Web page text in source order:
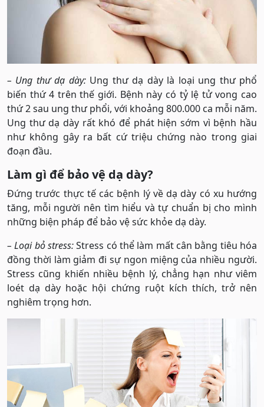
– Ung thư dạ dày:Ung thư dạ dày là loại ung thư phổ
biến thứ 4 trên thế giới. Bệnh này có tỷ lệ tử vong cao
thứ 2 sau ung thư phổi, với khoảng 800.000 ca mỗi năm.
Ung thư dạ dày rất khó để phát hiện sớm vì bệnh hầu
như không gây ra bất cứ triệu chứng nào trong giai
đoạn đầu.
Làm gì để bảo vệ dạ dày?
Đứng trước thực tế các bệnh lý về dạ dày có xu hướng
tăng, mỗi người nên tìm hiểu và tự chuẩn bị cho mình
những biện pháp để bảo vệ sức khỏe dạ dày.
– Loại bỏ stress:Stress có thể làm mất cân bằng tiêu hóa
đồng thời làm giảm đi sự ngon miệng của nhiều người.
Stress cũng khiến nhiều bệnh lý, chẳng hạn như viêm
loét dạ dày hoặc hội chứng ruột kích thích, trở nên
nghiêm trọng hơn.